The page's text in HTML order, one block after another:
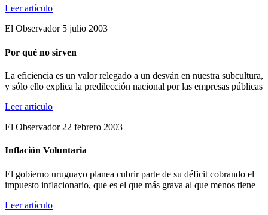
Leer artículo
El Observador 5 julio 2003
Por qué no sirven
La eficiencia es un valor relegado a un desván en nuestra subcultura,
y sólo ello explica la predilección nacional por las empresas públicas
Leer artículo
El Observador 22 febrero 2003
Inflación Voluntaria
El gobierno uruguayo planea cubrir parte de su déficit cobrando el
impuesto inflacionario, que es el que más grava al que menos tiene
Leer artículo